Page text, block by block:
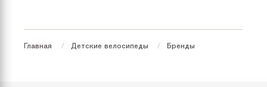
Главная Детские велосипеды Бренды